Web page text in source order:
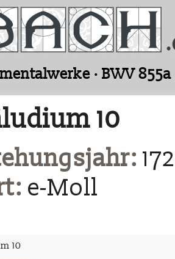
· BWV 855a
10
e-Moll
10